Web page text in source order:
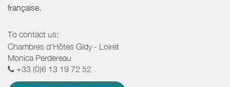
française.
To contact us:
Chambres d'Hôtes Gidy - Loiret
Monica Perdereau
+33 (0)6 13 19 72 52